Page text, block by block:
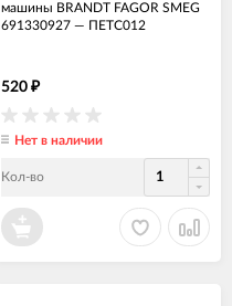
машины BRANDT FAGOR SMEG
691330927 — ПЕТС012
520 ₽
Нет в наличии
Кол-во